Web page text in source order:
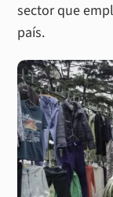
sector que
país.